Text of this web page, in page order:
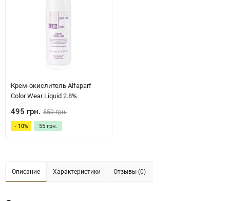
Крем-окислитель Alfaparf
Color Wear Liquid 2.8%
495 грн. 550 грн.
- 10% 55 грн.
Описание Характеристики Отзывы (0)